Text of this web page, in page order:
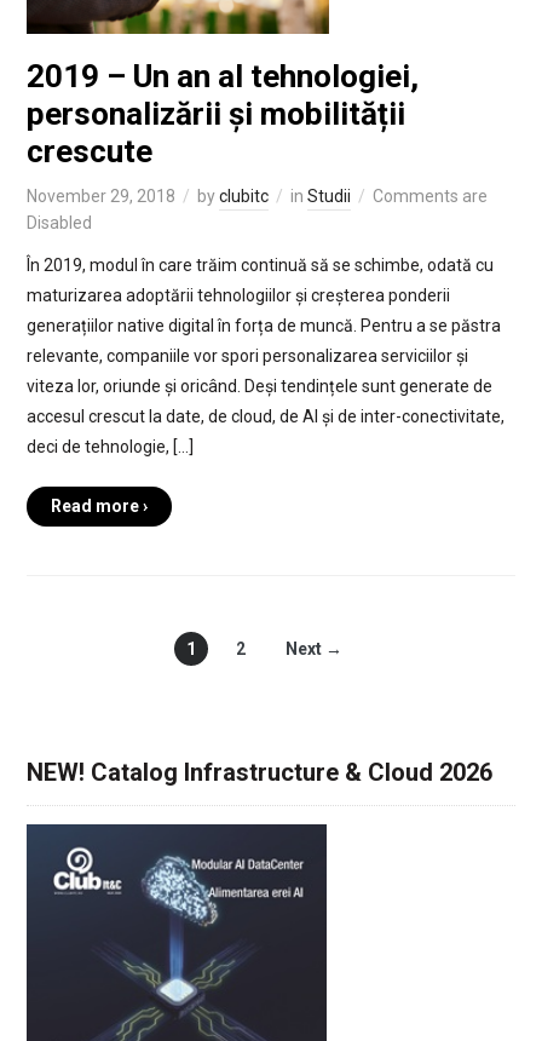
2019 – Un an al tehnologiei,
personalizării și mobilității
crescute
November 29, 2018 byclubitc in Studii
Comments are
Disabled
În 2019, modul în care trăim continuă să se schimbe, odată cu
maturizarea adoptării tehnologiilor și creșterea ponderii
generațiilor native digital în forța de muncă. Pentru a se păstra
relevante, companiile vor spori personalizarea serviciilor și
viteza lor, oriunde și oricând. Deși tendințele sunt generate de
accesul crescut la date, de cloud, de AI și de inter-conectivitate,
deci de tehnologie, […]
Read more ›
1 2 Next →
NEW! Catalog Infrastructure & Cloud 2026